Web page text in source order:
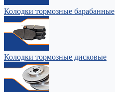
Колодки тормозные барабанные
Колодки тормозные дисковые